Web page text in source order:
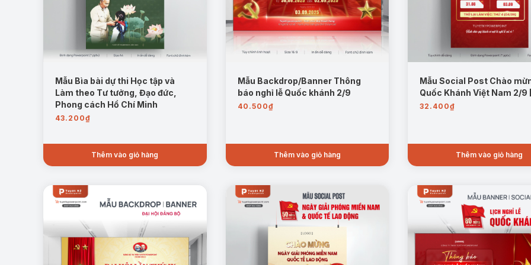
Mẫu Bìa bài dự thi Học tập và
Làm theo Tư tưởng, Đạo đức,
Phong cách Hồ Chí Minh
43.200₫
Thêm vào giỏ hàng
Mẫu Backdrop/Banner Thông
báo nghỉ lễ Quốc khánh 2/9
40.500₫
Thêm vào giỏ hàng
Mẫu Social Post Chào
Quốc Khánh Việt Nam 2/9
32.400₫
Thêm vào giỏ hàng